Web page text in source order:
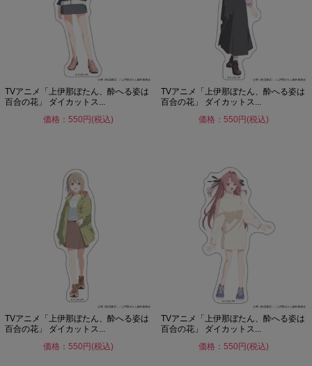
TVアニメ「上伊那ぼたん、酔へる姿は
百合の花」 ダイカットス...
価格：550円(税込)
TVアニメ「上伊那ぼたん、酔へる姿は
百合の花」 ダイカットス...
価格：550円(税込)
TVアニメ「上伊那ぼたん、酔へる姿は
百合の花」 ダイカットス...
価格：550円(税込)
TVアニメ「上伊那ぼたん、酔へる姿は
百合の花」 ダイカットス...
価格：550円(税込)